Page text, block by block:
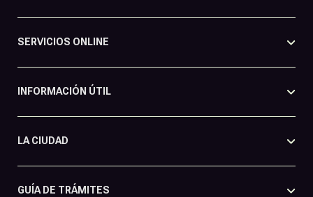
SERVICIOS ONLINE
INFORMACIÓN ÚTIL
LA CIUDAD
GUÍA DE TRÁMITES